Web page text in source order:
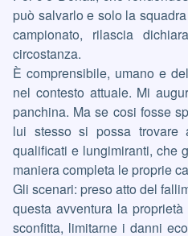
può salvarlo e solo la
campionato, rilascia
circostanza.
È comprensibile, umano e
nel contesto attuale. Mi
panchina. Ma se cosi fosse
lui stesso si possa trovare
qualificati e lungimiranti, che
maniera completa le proprie
Gli scenari: preso atto del
questa avventura la
sconfitta, limitarne i danni